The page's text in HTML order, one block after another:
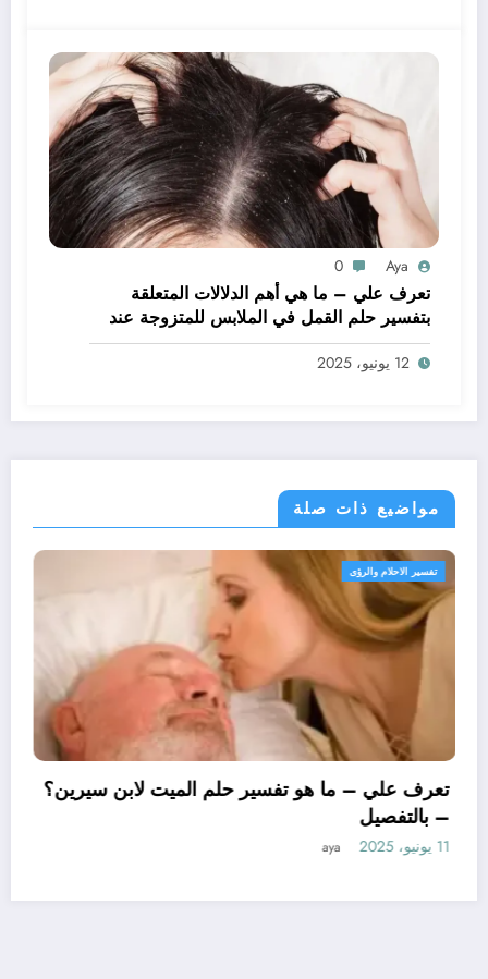
Aya
0
تعرف علي – ما هي أهم الدلالات المتعلقة
بتفسير حلم القمل في الملابس للمتزوجة عند
ابن سيرين؟ – بالتفصيل
12 يونيو، 2025
مواضيع ذات صلة
تعرف علي – ما هو
ابن سيرين لتفسير حلم